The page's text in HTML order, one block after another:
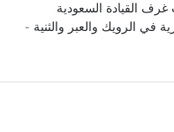
القيادة السعودية
في الرويك والعبر والثنية